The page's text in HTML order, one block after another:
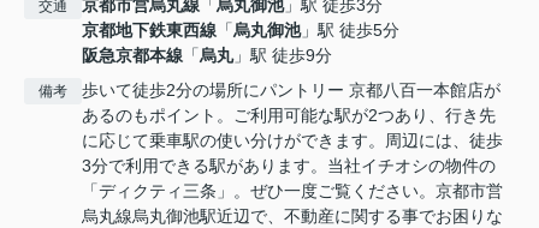
交通 京都市営烏丸線 「烏丸御池」駅 徒歩3分
京都地下鉄東西線 「烏丸御池」駅 徒歩5分
阪急京都本線 「烏丸」駅 徒歩9分
備考
歩いて徒歩2分の場所にパントリー 京都八百一本館店が
あるのもポイント。ご利用可能な駅が2つあり、行き先
に応じて乗車駅の使い分けができます。周辺には、徒歩
3分で利用できる駅があります。当社イチオシの物件の
「ディクティ三条」。ぜひ一度ご覧ください。京都市営
烏丸線烏丸御池駅近辺で、不動産に関する事でお困りな